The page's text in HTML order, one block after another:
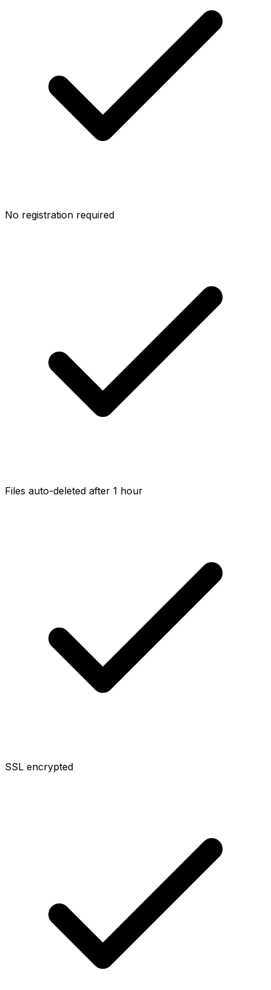
No registration required
Files auto-deleted after 1 hour
SSL encrypted